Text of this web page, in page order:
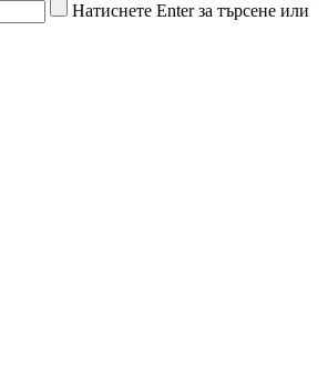
Натиснете Enter за търсене или